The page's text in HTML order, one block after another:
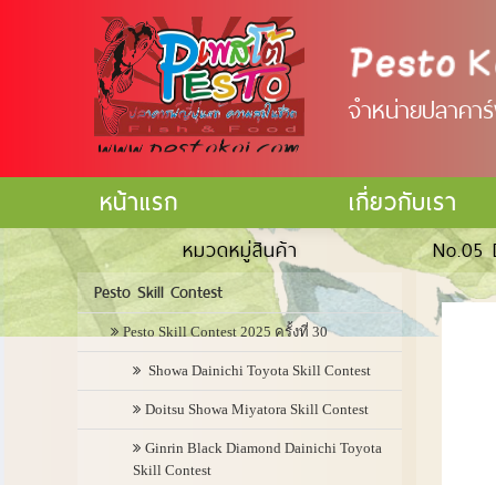
จำหน่ายปลาค
หน้าแรก เกี่ยวกับเรา
หมวดหมู่สินค้า
Pesto Skill Contest
Pesto Skill Contest 2025 ครั้งที่ 30
Showa Dainichi Toyota Skill Contest
Doitsu Showa Miyatora Skill Contest
Ginrin Black Diamond Dainichi Toyota
Skill Contest
No.05